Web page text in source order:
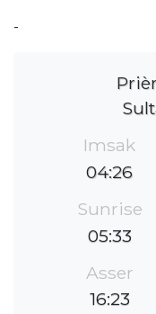
-
Imsak
04:26
Sunrise
05:33
Asser
16:23